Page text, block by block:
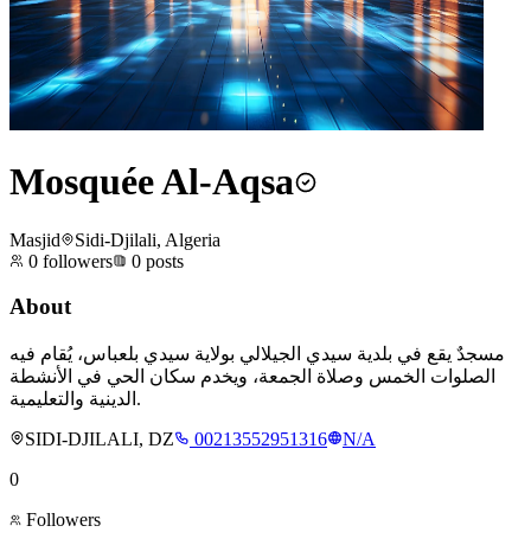
Mosquée Al-Aqsa
Masjid
Sidi-Djilali, Algeria
0 followers 0 posts
About
مسجدٌ يقع في بلدية سيدي الجيلالي بولاية سيدي بلعباس، يُقام فيه
الصلوات الخمس وصلاة الجمعة، ويخدم سكان الحي في الأنشطة
الدينية والتعليمية.
SIDI-DJILALI, DZ
00213552951316
N/A
0
Followers